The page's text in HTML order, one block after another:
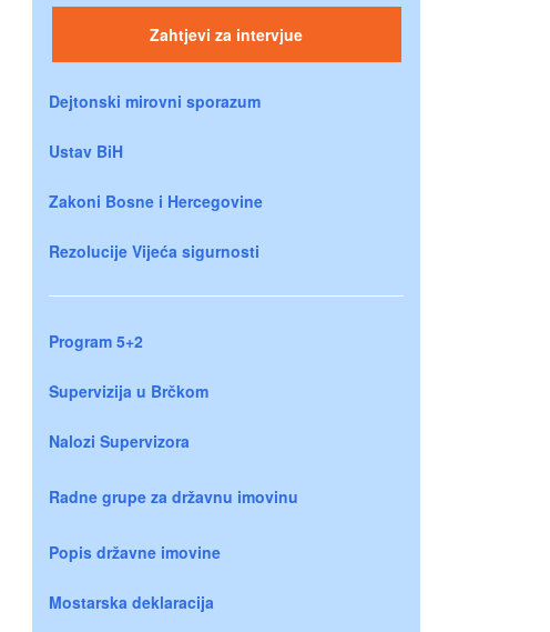
Zahtjevi za intervjue
Dejtonski mirovni sporazum
Ustav BiH
Zakoni Bosne i Hercegovine
Rezolucije Vijeća sigurnosti
Program 5+2
Supervizija u Brčkom
Nalozi Supervizora
Radne grupe za državnu imovinu
Popis državne imovine
Mostarska deklaracija